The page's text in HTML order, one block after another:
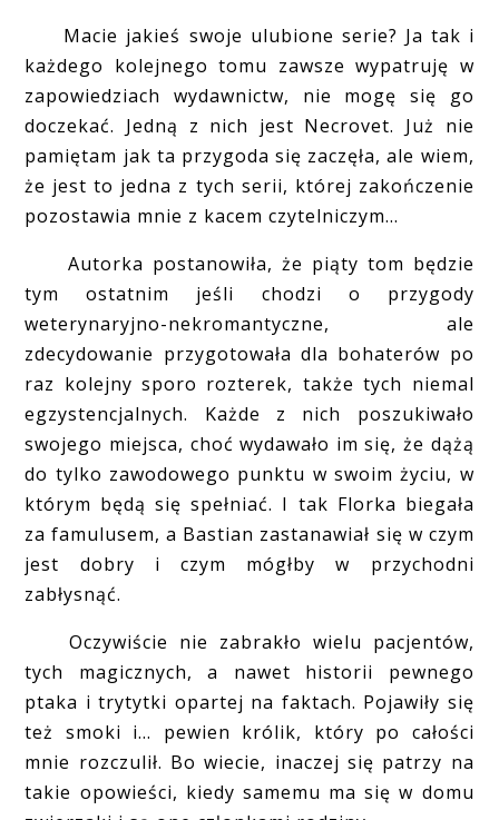
Macie jakieś swoje ulubione serie? Ja tak i
każdego kolejnego tomu zawsze wypatruję w
zapowiedziach wydawnictw, nie mogę się go
doczekać. Jedną z nich jest Necrovet. Już nie
pamiętam jak ta przygoda się zaczęła, ale wiem,
że jest to jedna z tych serii, której zakończenie
pozostawia mnie z kacem czytelniczym...
Autorka postanowiła, że piąty tom będzie
tym ostatnim jeśli chodzi o przygody
weterynaryjno-nekromantyczne, ale
zdecydowanie przygotowała dla bohaterów po
raz kolejny sporo rozterek, także tych niemal
egzystencjalnych. Każde z nich poszukiwało
swojego miejsca, choć wydawało im się, że dążą
do tylko zawodowego punktu w swoim życiu, w
którym będą się spełniać. I tak Florka biegała
za famulusem, a Bastian zastanawiał się w czym
jest dobry i czym mógłby w przychodni
zabłysnąć.
Oczywiście nie zabrakło wielu pacjentów,
tych magicznych, a nawet historii pewnego
ptaka i trytytki opartej na faktach. Pojawiły się
też smoki i... pewien królik, który po całości
mnie rozczulił. Bo wiecie, inaczej się patrzy na
takie opowieści, kiedy samemu ma się w domu